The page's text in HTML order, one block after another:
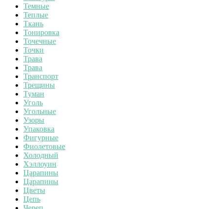
Темные
Теплые
Ткань
Тонировка
Точечные
Точки
Трава
Трава
Транспорт
Трещины
Туман
Уголь
Угольные
Узоры
Упаковка
Фигурные
Фиолетовые
Холодный
Хэллоуин
Царапины
Царапины
Цветы
Цепь